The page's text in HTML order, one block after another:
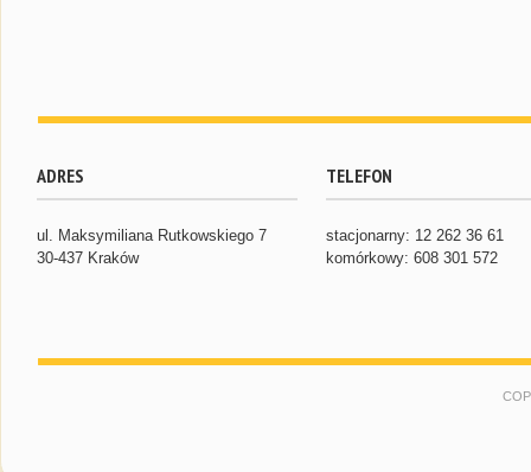
ADRES
ul. Maksymiliana Rutkowskiego 7
30-437 Kraków
TELEFON
stacjonarny: 12 262 36 61
komórkowy: 608 301 572